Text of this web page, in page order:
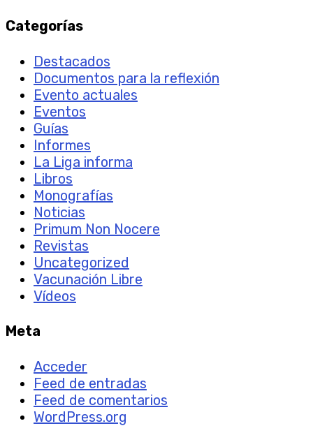
Categorías
Destacados
Documentos para la reflexión
Evento actuales
Eventos
Guías
Informes
La Liga informa
Libros
Monografías
Noticias
Primum Non Nocere
Revistas
Uncategorized
Vacunación Libre
Vídeos
Meta
Acceder
Feed de entradas
Feed de comentarios
WordPress.org